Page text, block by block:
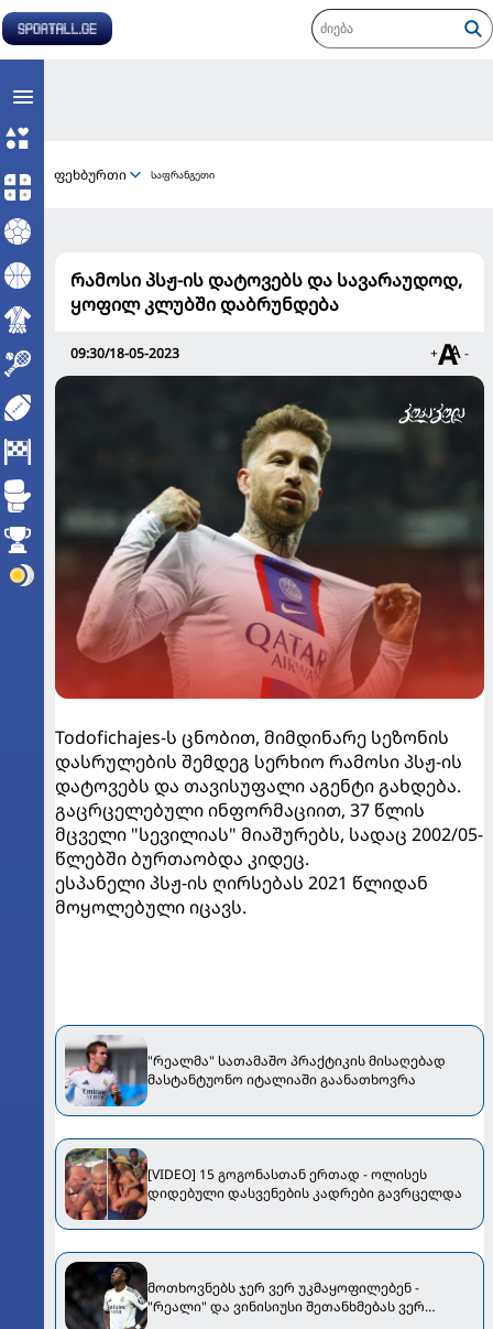
ფეხბურთი საფრანგეთი
რამოსი პსჟ-ის დატოვებს და სავარაუდოდ,
ყოფილ კლუბში დაბრუნდება
09:30/18-05-2023 + -
Todofichajes-ს ცნობით, მიმდინარე სეზონის
დასრულების შემდეგ სერხიო რამოსი პსჟ-ის
დატოვებს და თავისუფალი აგენტი გახდება.
გაცრცელებული ინფორმაციით, 37 წლის
მცველი "სევილიას" მიაშურებს, სადაც 2002/05-
წლებში ბურთაობდა კიდეც.
ესპანელი პსჟ-ის ღირსებას 2021 წლიდან
მოყოლებული იცავს.
"რეალმა" სათამაშო პრაქტიკის მისაღებად
მასტანტუონო იტალიაში გაანათხოვრა
[VIDEO] 15 გოგონასთან ერთად - ოლისეს
დიდებული დასვენების კადრები გავრცელდა
მოთხოვნებს ჯერ ვერ უკმაყოფილებენ -
"რეალი" და ვინისიუსი შეთანხმებას ვერ